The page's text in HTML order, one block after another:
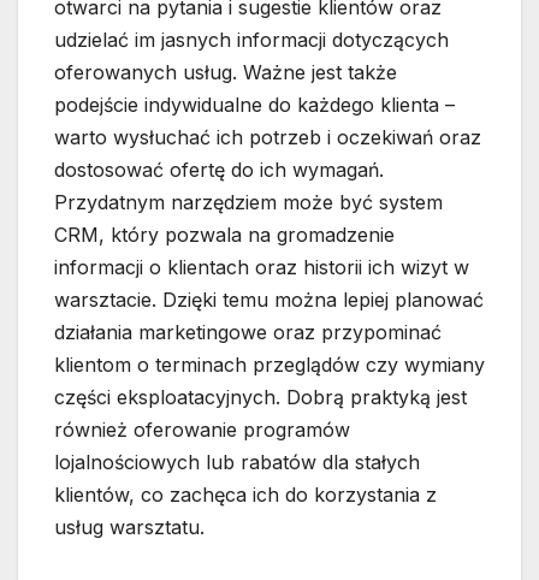
otwarci na pytania i sugestie klientów oraz
udzielać im jasnych informacji dotyczących
oferowanych usług. Ważne jest także
podejście indywidualne do każdego klienta –
warto wysłuchać ich potrzeb i oczekiwań oraz
dostosować ofertę do ich wymagań.
Przydatnym narzędziem może być system
CRM, który pozwala na gromadzenie
informacji o klientach oraz historii ich wizyt w
warsztacie. Dzięki temu można lepiej planować
działania marketingowe oraz przypominać
klientom o terminach przeglądów czy wymiany
części eksploatacyjnych. Dobrą praktyką jest
również oferowanie programów
lojalnościowych lub rabatów dla stałych
klientów, co zachęca ich do korzystania z
usług warsztatu.